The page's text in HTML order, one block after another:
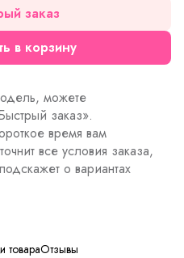
заказ
в корзину
можете
заказ».
время вам
все условия заказа,
о вариантах
товараОтзывы